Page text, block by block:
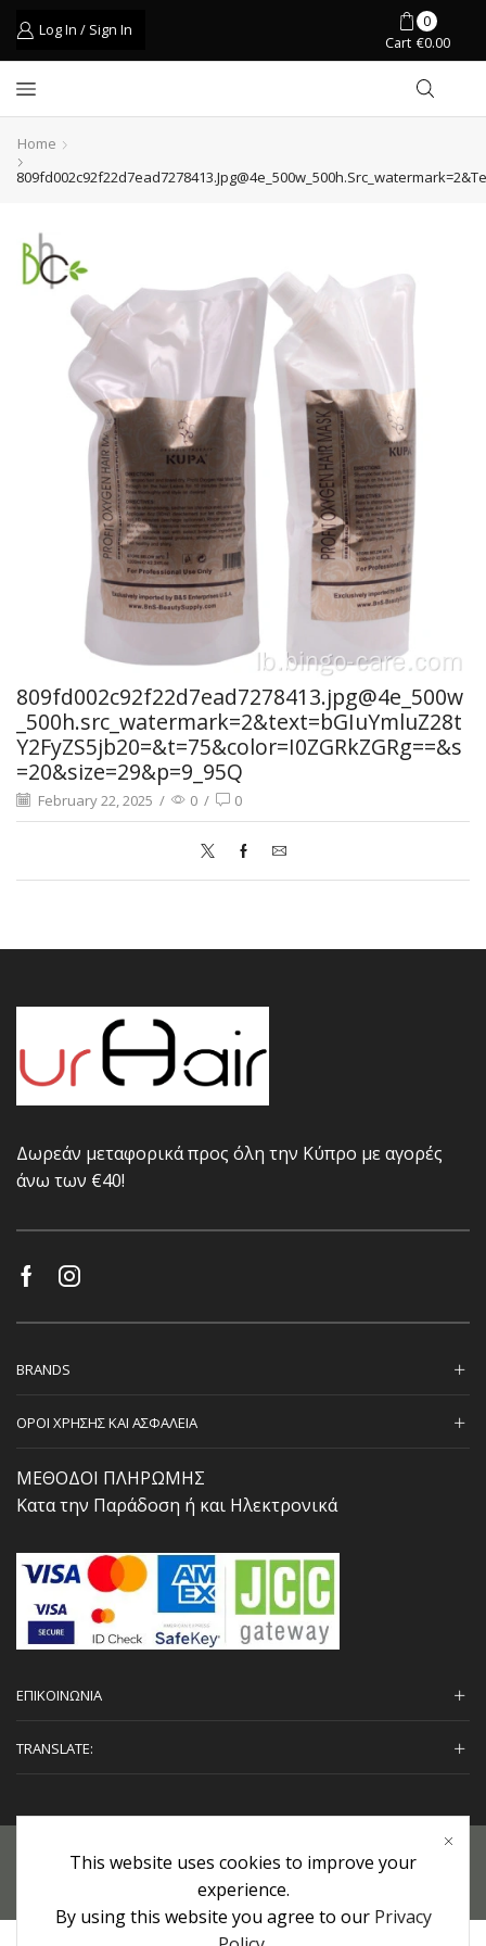
Log In / Sign In
0
Cart €0.00
Home
809fd002c92f22d7ead7278413.jpg@4e_500w
_500h.src_watermark=2&text=bGIuYmluZ28t
Y2FyZS5jb20=&t=75&color=I0ZGRkZGRg==&s
=20&size=29&p=9_95Q
February 22, 2025 / 0 / 0
Δωρεάν μεταφορικά προς όλη την Κύπρο με αγορές
άνω των €40!
BRANDS
ΟΡΟΙ ΧΡΗΣΗΣ ΚΑΙ ΑΣΦΑΛΕΙΑ
ΜΕΘΟΔΟΙ ΠΛΗΡΩΜΗΣ
Κατα την Παράδοση ή και Ηλεκτρονικά
ΕΠΙΚΟΙΝΩΝΙΑ
TRANSLATE:
Copyright © 2022 urHair | #MadeBy
This website uses cookies to improve your
experience.
By using this website you agree to our Privacy